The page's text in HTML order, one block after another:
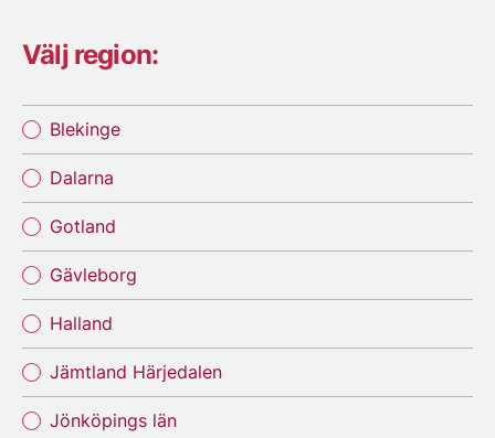
Välj region:
Blekinge
Dalarna
Gotland
Gävleborg
Halland
Jämtland Härjedalen
Jönköpings län